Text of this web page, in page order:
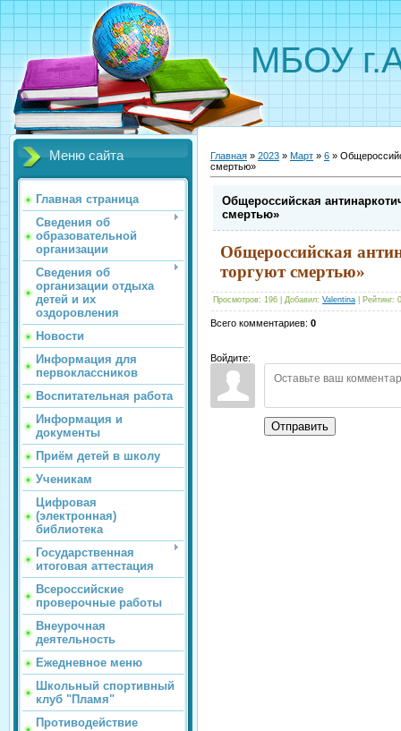
МБОУ
Меню сайта
Главная страница
Сведения об
образовательной
организации
Сведения об
организации отдыха
детей и их
оздоровления
Новости
Информация для
первоклассников
Воспитательная работа
Информация и
документы
Приём детей в школу
Ученикам
Цифровая
(электронная)
библиотека
Государственная
итоговая аттестация
Всероссийские
проверочные работы
Внеурочная
деятельность
Ежедневное меню
Школьный спортивный
клуб "Пламя"
Противодействие
Главная » 2023 » Март » 6 »
смертью»
Общероссийская
смертью»
Общероссийская
торгуют смертью»
Просмотров: 196 Добавил: Valentina Рейтинг:
Всего комментариев: 0
Войдите:
Отправить